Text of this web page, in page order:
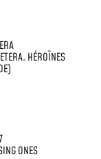
HÉROÏNES
ONES